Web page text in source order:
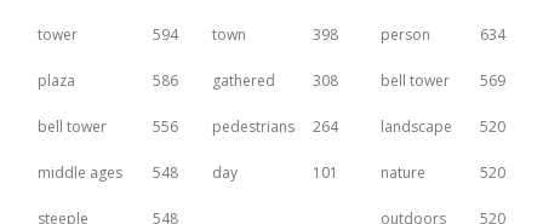
tower 594 town 398 person 634
plaza 586 gathered 308 bell tower 569
bell tower 556 pedestrians 264 landscape 520
middle ages 548 day 101 nature 520
steeple 548 outdoors 520